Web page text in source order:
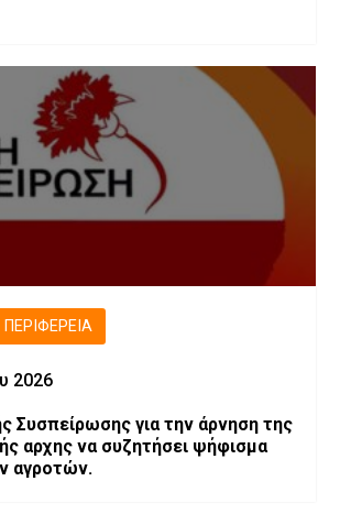
ΠΕΡΙΦΈΡΕΙΑ
2026
Συσπείρωσης για την άρνηση της
αρχης να συζητήσει ψήφισμα
αγροτών.